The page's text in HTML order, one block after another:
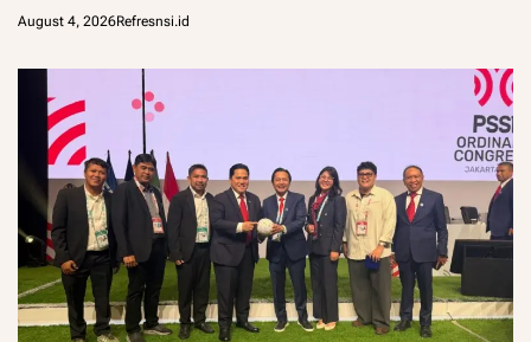
August 4, 2026Refresnsi.id